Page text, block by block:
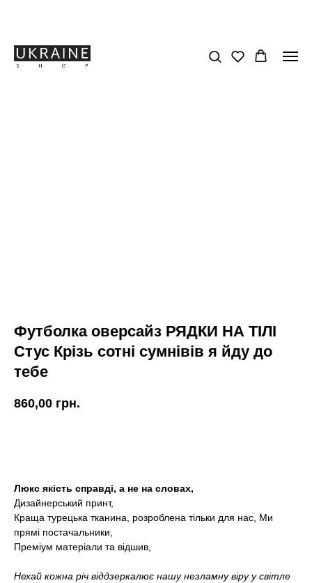
Футболка оверсайз РЯДКИ НА ТІЛІ
Стус Крізь сотні сумнівів я йду до
тебе
860,00 грн.
Люкс якість справді, а не на словах,
Дизайнерський принт,
Краща турецька тканина, розроблена тільки для нас, Ми
прямі постачальники,
Преміум матеріали та відшив,
Нехай кожна річ віддзеркалює нашу незламну віру у світле